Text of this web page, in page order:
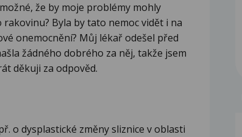
že by moje problémy mohly
Byla by tato nemoc vidět i na
onemocnění? Můj lékař odešel před
žádného dobrého za něj, takže jsem
děkuji za odpověd.
o dysplastické změny sliznice v oblasti